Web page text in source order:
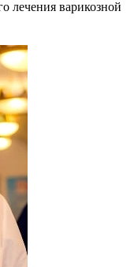
лечения варикозной